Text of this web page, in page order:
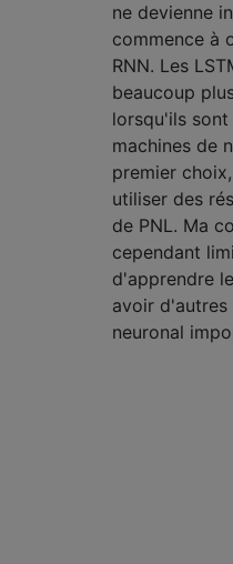
ne devienne
commence à
RNN. Les
beaucoup
lorsqu'ils
machines de
premier
utiliser des
de PNL. Ma
cependant
d'apprendre
avoir d'autres
neuronal